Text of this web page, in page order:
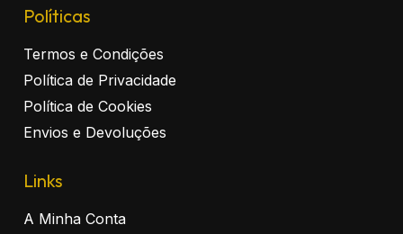
Políticas
Termos e Condições
Política de Privacidade
Política de Cookies
Envios e Devoluções
Links
A Minha Conta